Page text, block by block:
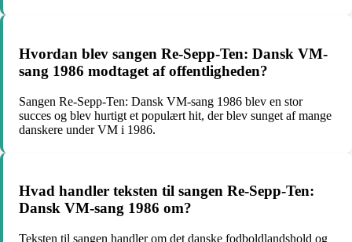
Hvordan blev sangen Re-Sepp-Ten: Dansk VM-
sang 1986 modtaget af offentligheden?
Sangen Re-Sepp-Ten: Dansk VM-sang 1986 blev en stor
succes og blev hurtigt et populært hit, der blev sunget af mange
danskere under VM i 1986.
Hvad handler teksten til sangen Re-Sepp-Ten:
Dansk VM-sang 1986 om?
Teksten til sangen handler om det danske fodboldlandshold og